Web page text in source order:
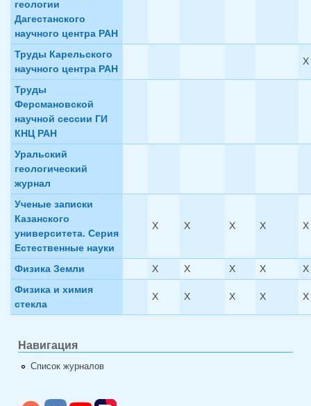
геологии
Дагестанского
научного центра РАН
Труды Карельского
научного центра РАН
X
Труды
Ферсмановской
научной сессии ГИ
КНЦ РАН
Уральский
геологический
журнал
Ученые записки
Казанского
университета. Cерия
Естественные науки
X X X X X
Физика Земли X X X X
X
Физика и химия
стекла
X X X X X
Навигация
Список журналов